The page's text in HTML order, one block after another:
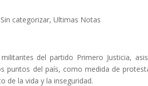
Sin categorizar,Ultimas Notas
del partido Primero Justicia,
puntos del país, como medida de
de la vida y la inseguridad.